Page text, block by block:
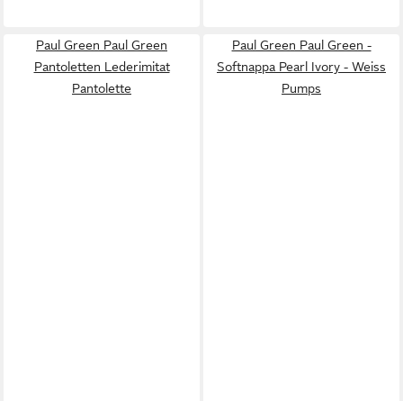
Paul Green Paul Green
Pantoletten Lederimitat
Pantolette
Paul Green Paul Green -
Softnappa Pearl Ivory - Weiss
Pumps